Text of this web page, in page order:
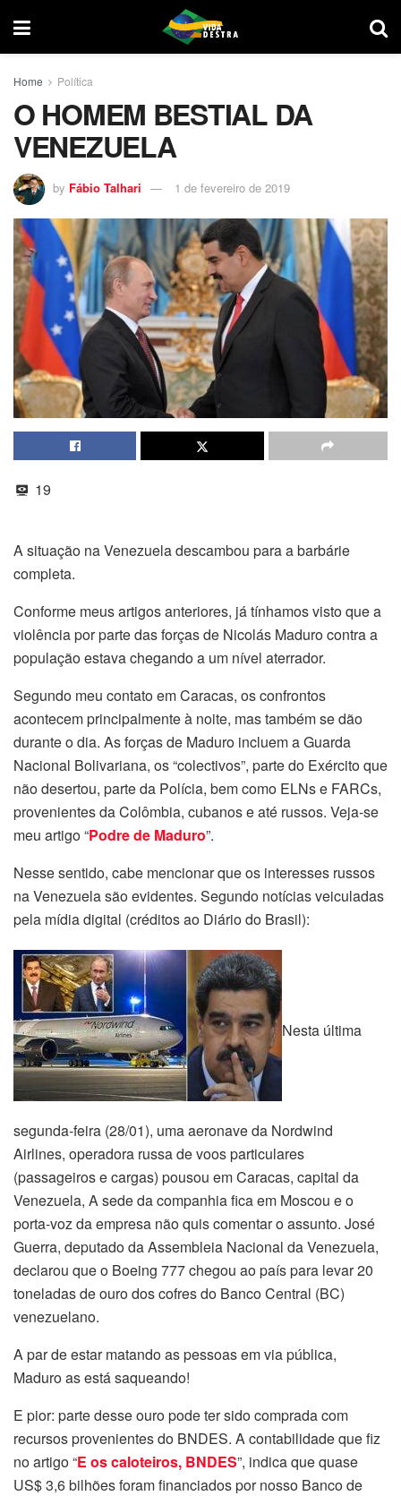
Home Política
O HOMEM BESTIAL DA
VENEZUELA
by Fábio Talhari 1 de fevereiro de 2019
19
A situação na Venezuela descambou para a barbárie
completa.
Conforme meus artigos anteriores, já tínhamos visto que a
violência por parte das forças de Nicolás Maduro contra a
população estava chegando a um nível aterrador.
Segundo meu contato em Caracas, os confrontos
acontecem principalmente à noite, mas também se dão
durante o dia. As forças de Maduro incluem a Guarda
Nacional Bolivariana, os “colectivos”, parte do Exército que
não desertou, parte da Polícia, bem como ELNs e FARCs,
provenientes da Colômbia, cubanos e até russos. Veja-se
meu artigo “Podre de Maduro”.
Nesse sentido, cabe mencionar que os interesses russos
na Venezuela são evidentes. Segundo notícias veiculadas
pela mídia digital (créditos ao Diário do Brasil):
Nesta última
segunda-feira (28/01), uma aeronave da Nordwind
Airlines, operadora russa de voos particulares
(passageiros e cargas) pousou em Caracas, capital da
Venezuela, A sede da companhia fica em Moscou e o
porta-voz da empresa não quis comentar o assunto. José
Guerra, deputado da Assembleia Nacional da Venezuela,
declarou que o Boeing 777 chegou ao país para levar 20
toneladas de ouro dos cofres do Banco Central (BC)
venezuelano.
A par de estar matando as pessoas em via pública,
Maduro as está saqueando!
E pior: parte desse ouro pode ter sido comprada com
recursos provenientes do BNDES. A contabilidade que fiz
no artigo “E os caloteiros, BNDES”, indica que quase
US$ 3,6 bilhões foram financiados por nosso Banco de